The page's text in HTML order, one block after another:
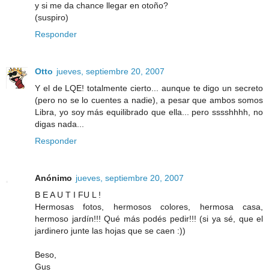
y si me da chance llegar en otoño?
(suspiro)
Responder
Otto jueves, septiembre 20, 2007
Y el de LQE! totalmente cierto... aunque te digo un secreto
(pero no se lo cuentes a nadie), a pesar que ambos somos
Libra, yo soy más equilibrado que ella... pero sssshhhh, no
digas nada...
Responder
Anónimo jueves, septiembre 20, 2007
B E A U T I FU L !
Hermosas fotos, hermosos colores, hermosa casa,
hermoso jardín!!! Qué más podés pedir!!! (si ya sé, que el
jardinero junte las hojas que se caen :))
Beso,
Gus